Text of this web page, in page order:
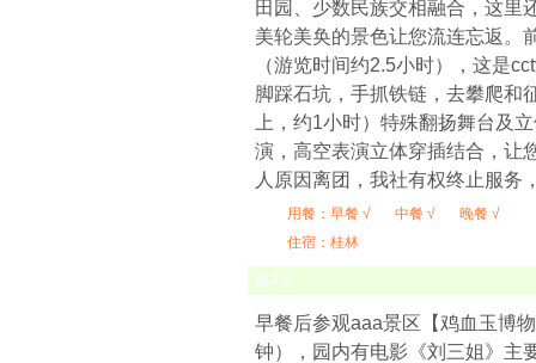
田园、少数民族交相融合，这里
美轮美奂的景色让您流连忘返。
（游览时间约2.5小时），这是
脚踩石坑，手抓铁链，去攀爬和
上，约1小时）特殊翻扬舞台及
演，高空表演立体穿插结合，让
人原因离团，我社有权终止服务
用餐： 早餐 √ 中餐 √
晚餐 √
住宿：桂林
第4天
早餐后参观aaa景区【鸡血玉博
钟），园内有电影《刘三姐》主